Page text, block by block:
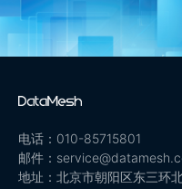
电话：010-85715801
邮件：
地址：北京市朝阳区东三环